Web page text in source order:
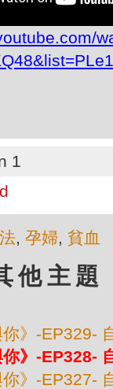
1
, 孕婦, 貧血
他主題
你》-EP329-
你》-EP328-
你》-EP327-